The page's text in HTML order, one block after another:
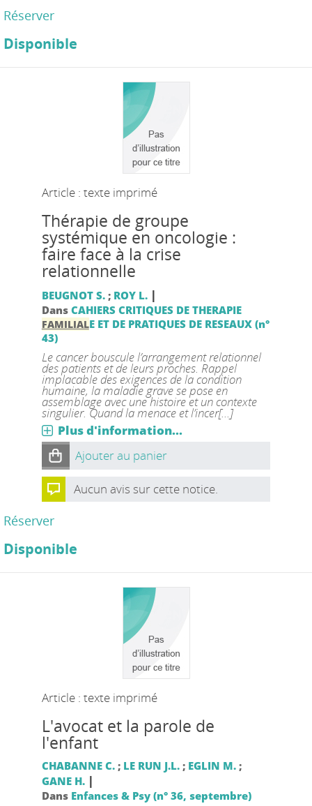
Réserver
Disponible
Article : texte imprimé
Thérapie de groupe
systémique en oncologie :
faire face à la crise
relationnelle
BEUGNOT S.; ROY L. |
Dans CAHIERS CRITIQUES DE THERAPIE
FAMILIALE ET DE PRATIQUES DE RESEAUX (n°
43)
Le cancer bouscule l’arrangement relationnel
des patients et de leurs proches. Rappel
implacable des exigences de la condition
humaine, la maladie grave se pose en
assemblage avec une histoire et un contexte
singulier. Quand la menace et l’incer[...]
Plus d'information...
Ajouter au panier
Aucun avis sur cette notice.
Réserver
Disponible
Article : texte imprimé
L'avocat et la parole de
l'enfant
CHABANNE C.; LE RUN J.L.; EGLIN M.;
GANE H. |
Dans Enfances & Psy (n° 36, septembre)